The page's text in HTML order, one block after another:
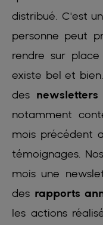
distribué. C'est
personne peut
rendre sur
existe bel et
des newsletters
notamment
mois précédent
témoignages.
mois une
des rapports
les actions